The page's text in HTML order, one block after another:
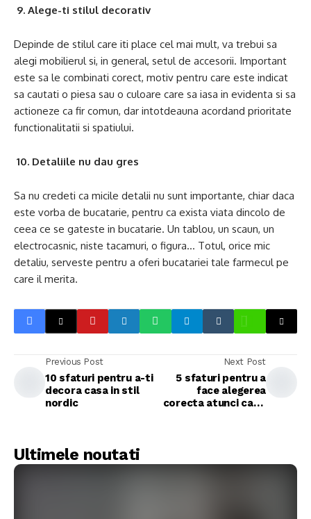
9. Alege-ti stilul decorativ
Depinde de stilul care iti place cel mai mult, va trebui sa
alegi mobilierul si, in general, setul de accesorii. Important
este sa le combinati corect, motiv pentru care este indicat
sa cautati o piesa sau o culoare care sa iasa in evidenta si sa
actioneze ca fir comun, dar intotdeauna acordand prioritate
functionalitatii si spatiului.
10. Detaliile nu dau gres
Sa nu credeti ca micile detalii nu sunt importante, chiar daca
este vorba de bucatarie, pentru ca exista viata dincolo de
ceea ce se gateste in bucatarie. Un tablou, un scaun, un
electrocasnic, niste tacamuri, o figura… Totul, orice mic
detaliu, serveste pentru a oferi bucatariei tale farmecul pe
care il merita.
Previous Post
10 sfaturi pentru a-ti
decora casa in stil
nordic
Next Post
5 sfaturi pentru a
face alegerea
corecta atunci cand
Ultimele noutati